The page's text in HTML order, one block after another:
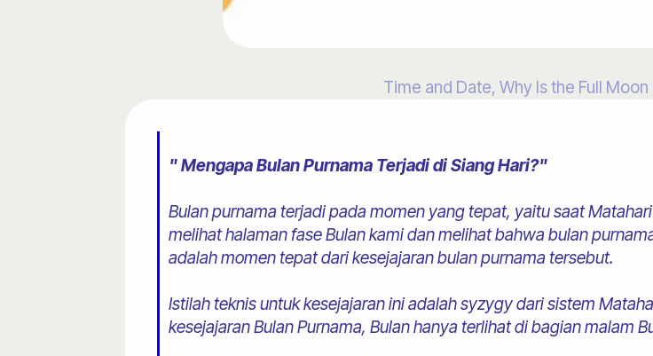
Time and Date, Why Is the Full
" Mengapa Bulan Purnama Terjadi di Siang Hari?"
Bulan purnama terjadi pada momen yang tepat, yaitu saat
melihat halaman fase Bulan kami dan melihat bahwa bulan
adalah momen tepat dari kesejajaran bulan purnama tersebut.
Istilah teknis untuk kesejajaran ini adalah syzygy dari sistem
kesejajaran Bulan Purnama, Bulan hanya terlihat di bagian malam